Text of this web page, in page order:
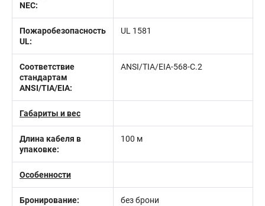
NEC:
Пожаробезопасность
UL:
UL 1581
Соответствие
стандартам
ANSI/TIA/EIA:
ANSI/TIA/EIA-568-С.2
Габариты и вес
Длина кабеля в
упаковке:
100 м
Особенности
Бронирование: без брони